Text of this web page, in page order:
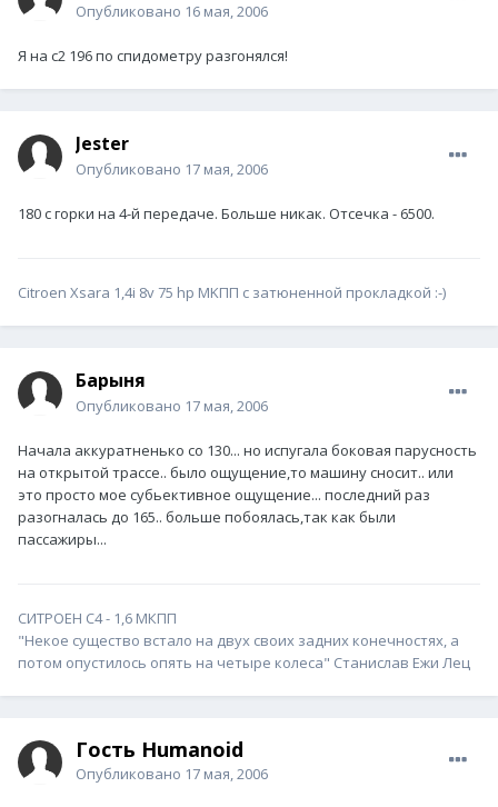
Опубликовано 16 мая, 2006
Я на с2 196 по спидометру разгонялся!
Jester
Опубликовано 17 мая, 2006
180 с горки на 4-й передаче. Больше никак. Отсечка - 6500.
Citroen Xsara 1,4i 8v 75 hp MKПП c затюненной прокладкой :-)
Барыня
Опубликовано 17 мая, 2006
Начала аккуратненько со 130... но испугала боковая парусность
на открытой трассе.. было ощущение,то машину сносит.. или
это просто мое субьективное ощущение... последний раз
разогналась до 165.. больше побоялась,так как были
пассажиры...
СИТРОЕН С4 - 1,6 МКПП
"Некое существо встало на двух своих задних конечностях, а
потом опустилось опять на четыре колеса" Станислав Ежи Лец
Гость Humanoid
Опубликовано 17 мая, 2006